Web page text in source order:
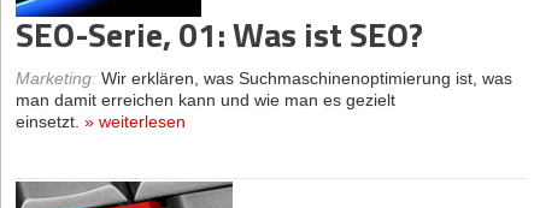
SEO-Serie, 01: Was ist SEO?
Marketing: Wir erklären, was Suchmaschinenoptimierung ist, was
man damit erreichen kann und wie man es gezielt
einsetzt. » weiterlesen